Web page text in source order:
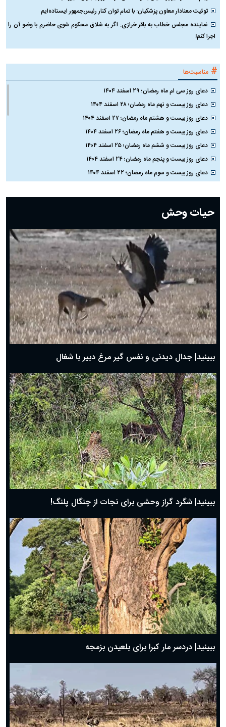
توئیت معنادار معاون پزشکیان: با تمام توان کنار رئیس‌جمهور ایستاده‌ایم
نماینده مجلس خطاب به باقر خرازی: اگر به شلاق محکوم شوی حاضرم با وضو آن را
اجرا کنم!
# مناسبت‌ها
دعای روز سی ام ماه رمضان؛ ۲۹ اسفند ۱۴۰۴
دعای روز بیست و نهم ماه رمضان؛ ۲۸ اسفند ۱۴۰۴
دعای روز بیست و هشتم ماه رمضان؛ ۲۷ اسفند ۱۴۰۴
دعای روز بیست و هفتم ماه رمضان؛ ۲۶ اسفند ۱۴۰۴
دعای روز بیست و ششم ماه رمضان؛ ۲۵ اسفند ۱۴۰۴
دعای روز بیست و پنجم ماه رمضان؛ ۲۴ اسفند ۱۴۰۴
دعای روز بیست و سوم ماه رمضان؛ ۲۲ اسفند ۱۴۰۴
دعای روز بیستم ماه رمضان؛ ۱۹ اسفند ۱۴۰۴
دعای روز هشتم ماه مبارک رمضان؛ ۷ اسفند ماه ۱۴۰۴
دعای روز هفتم ماه رمضان؛ ۶ اسفند ۱۴۰۴
دعای روز ششم ماه رمضان؛ ۵ اسفند ۱۴۰۴
دعای روز پنجم ماه رمضان؛ ۴ اسفند ۱۴۰۴
دعای روز چهارم ماه مبارک رمضان؛ ۳ اسفند ۱۴۰۴
دعای روز سوم ماه مبارک رمضان؛ ۱۴ اسفند ۱۴۰۴
دعای روز دوم ماه مبارک رمضان ۱ اسفند ماه ۱۴۰۴
دعای روز اول ماه مبارک رمضان، ۳۰ بهمن ۱۴۰۴
حضرت زینب(س) چگونه از دنیا رفت؟
بهترین پیامک تبریک روز پدر ۱۴۰۴؛ جملات زیبا و صمیمانه
حیات وحش
ببینید| جدال دیدنی و نفس گیر مرغ دبیر با شغال
ببینید| شگرد گراز وحشی برای نجات از چنگال پلنگ!
ببینید| دردسر مار کبرا برای بلعیدن بزمجه